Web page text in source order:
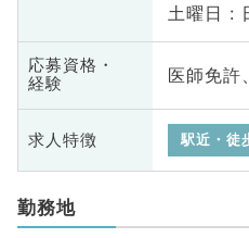
土曜日 :
応募資格・
経験
医師免許
求人特徴 駅近・徒
勤務地